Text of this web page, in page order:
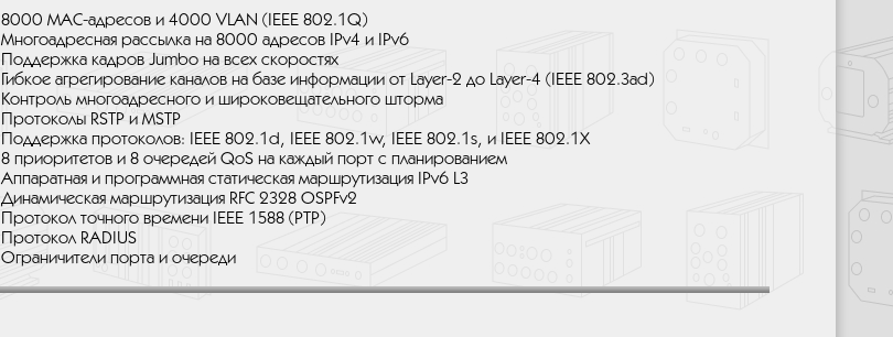
8000 MAC-адресов и 4000 VLAN (IEEE 802.1Q)
Многоадресная рассылка на 8000 адресов IPv4 и IPv6
Поддержка кадров Jumbo на всех скоростях
Гибкое агрегирование каналов на базе информации от Layer-2 до Layer-4 (IEEE 802.3ad)
Контроль многоадресного и широковещательного шторма
Протоколы RSTP и MSTP
Поддержка протоколов: IEEE 802.1d, IEEE 802.1w, IEEE 802.1s, и IEEE 802.1X
8 приоритетов и 8 очередей QoS на каждый порт с планированием
Аппаратная и программная статическая маршрутизация IPv6 L3
Динамическая маршрутизация RFC 2328 OSPFv2
Протокол точного времени IEEE 1588 (PTP)
Протокол RADIUS
Ограничители порта и очереди